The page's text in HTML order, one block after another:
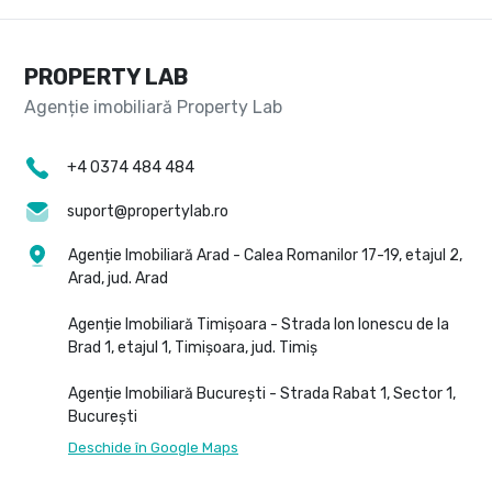
PROPERTY LAB
+4 0374 484 484
suport@propertylab.ro
Agenție Imobiliară Arad - Calea Romanilor 17-19, etajul 2,
Arad, jud. Arad
Agenție Imobiliară Timișoara - Strada Ion Ionescu de la
Brad 1, etajul 1, Timișoara, jud. Timiș
Agenție Imobiliară București - Strada Rabat 1, Sector 1,
București
Deschide în Google Maps